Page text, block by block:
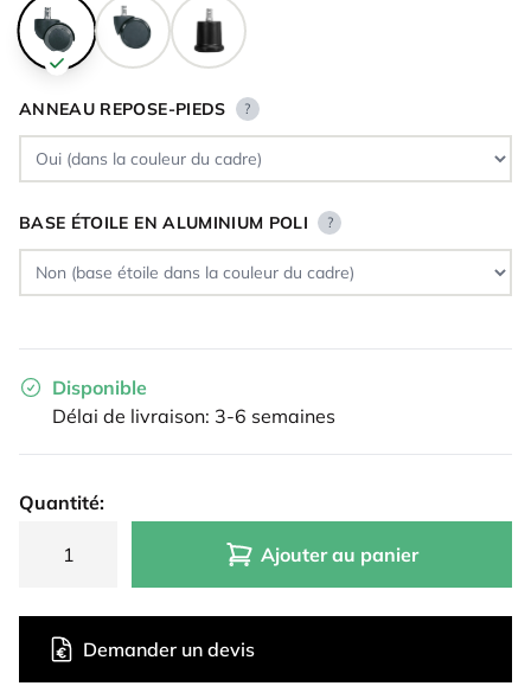
ANNEAU REPOSE-PIEDS ?
BASE ÉTOILE EN ALUMINIUM POLI ?
Disponible
Délai de livraison: 3-6 semaines
Quantité:
Ajouter au panier
Demander un devis